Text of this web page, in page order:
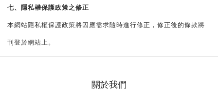
七、隱私權保護政策之修正
本網站隱私權保護政策將因應需求隨時進行修正，修正後的條款將
刊登於網站上。
關於我們